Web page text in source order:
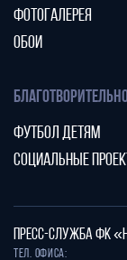
ФОТОГАЛЕРЕЯ
ОБОИ
ФУТБОЛ ДЕТЯМ
СОЦИАЛЬНЫЕ
ПРЕСС-СЛУЖБА ФК
Тел. офиса: